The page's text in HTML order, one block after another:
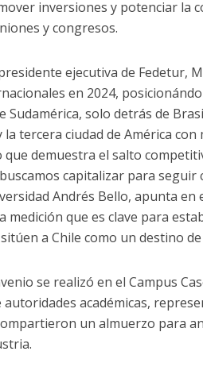
inversiones y potenciar la
y congresos.
ejecutiva de Fedetur,
en 2024,
Sudamérica, solo detrás de
la tercera ciudad de América
que demuestra el salto
capitalizar para seguir
Andrés Bello, apunta
medición que es clave para
a Chile como un destino
se realizó en el Campus
académicas,
un almuerzo para